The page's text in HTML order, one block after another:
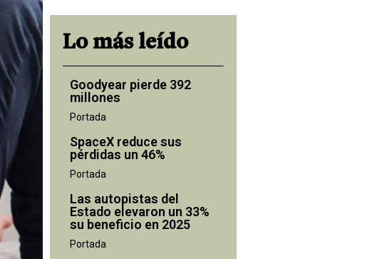
Lo más leído
Goodyear pierde 392
millones
Portada
SpaceX reduce sus
pérdidas un 46%
Portada
Las autopistas del
Estado elevaron un 33%
su beneficio en 2025
Portada